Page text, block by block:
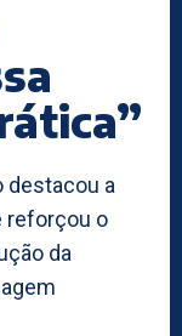
destacou a
reforçou o
da